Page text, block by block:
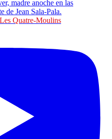
Quatre-Moulins